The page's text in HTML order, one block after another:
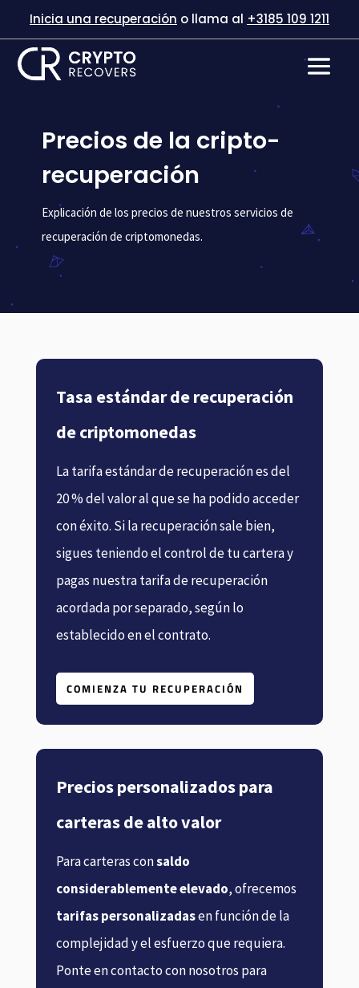
Inicia una recuperación o llama al +3185 109 1211
Precios de la cripto-
recuperación
Explicación de los precios de nuestros servicios de
recuperación de criptomonedas.
Tasa estándar de recuperación
de criptomonedas
La tarifa estándar de recuperación es del
20 % del valor al que se ha podido acceder
con éxito. Si la recuperación sale bien,
sigues teniendo el control de tu cartera y
pagas nuestra tarifa de recuperación
acordada por separado, según lo
establecido en el contrato.
COMIENZA TU RECUPERACIÓN
Precios personalizados para
carteras de alto valor
Para carteras consaldo
considerablemente elevado, ofrecemos
tarifas personalizadasen función de la
complejidad y el esfuerzo que requiera.
Ponte en contacto con nosotros para